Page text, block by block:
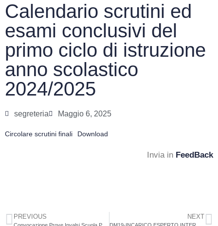
Calendario scrutini ed
esami conclusivi del
primo ciclo di istruzione
anno scolastico
2024/2025
segreteria Maggio 6, 2025
Circolare scrutini finali Download
Invia in FeedBack
PREVIOUS NEXT